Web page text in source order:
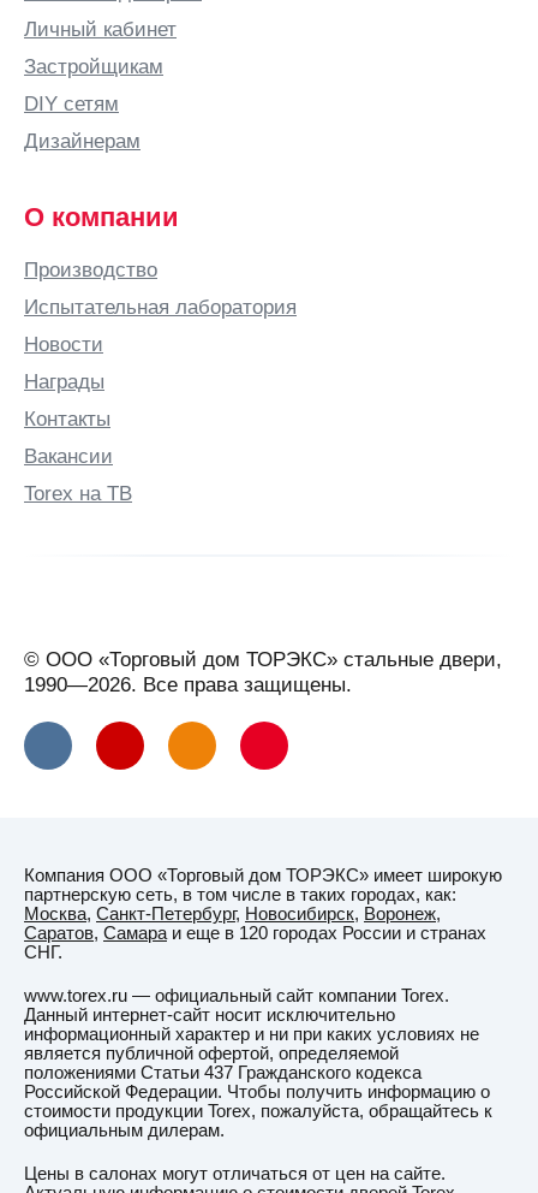
Личный кабинет
Застройщикам
DIY сетям
Дизайнерам
О компании
Производство
Испытательная лаборатория
Новости
Награды
Контакты
Вакансии
Torex на ТВ
© ООО «Торговый дом ТОРЭКС» стальные двери,
1990—2026. Все права защищены.
Компания ООО «Торговый дом ТОРЭКС» имеет широкую
партнерскую сеть, в том числе в таких городах, как:
Москва, Санкт-Петербург, Новосибирск, Воронеж,
Саратов, Самараи еще в 120 городах России и странах
СНГ.
www.torex.ru — официальный сайт компании Torex.
Данный интернет-сайт носит исключительно
информационный характер и ни при каких условиях не
является публичной офертой, определяемой
положениями Статьи 437 Гражданского кодекса
Российской Федерации. Чтобы получить информацию о
стоимости продукции Torex, пожалуйста, обращайтесь к
официальным дилерам.
Цены в салонах могут отличаться от цен на сайте.